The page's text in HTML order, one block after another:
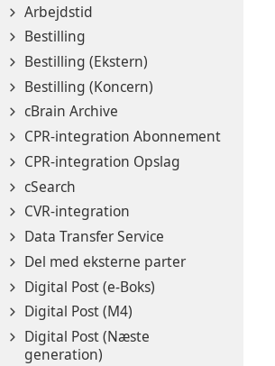
Arbejdstid
Bestilling
Bestilling (Ekstern)
Bestilling (Koncern)
cBrain Archive
CPR-integration Abonnement
CPR-integration Opslag
cSearch
CVR-integration
Data Transfer Service
Del med eksterne parter
Digital Post (e-Boks)
Digital Post (M4)
Digital Post (Næste
generation)